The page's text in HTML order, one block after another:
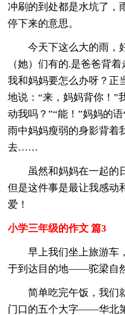
冲刷的到处都是水坑了，
停下来的意思。
今天下这么大的雨，
（她）们有的.是爸爸背
我和妈妈要怎么办呀？正
地说：“来，妈妈背你！”
动我吗？”“能！”妈妈的
雨中妈妈瘦弱的身影背着
去……
虽然和妈妈在一起的日
但是这件事是最让我感动
爱！
小学三年级的作文 篇3
早上我们坐上旅游车
于到达目的地——驼梁自
简单吃完午饭，我们
门口的五个大字——华北